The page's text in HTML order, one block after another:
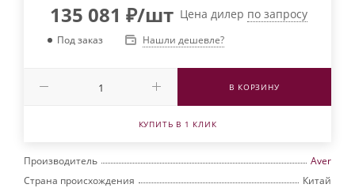
135 081 ₽/шт Цена дилер по запросу
Под заказ Нашли дешевле?
В КОРЗИНУ
КУПИТЬ В 1 КЛИК
Производитель
Aver
Страна происхождения
Китай